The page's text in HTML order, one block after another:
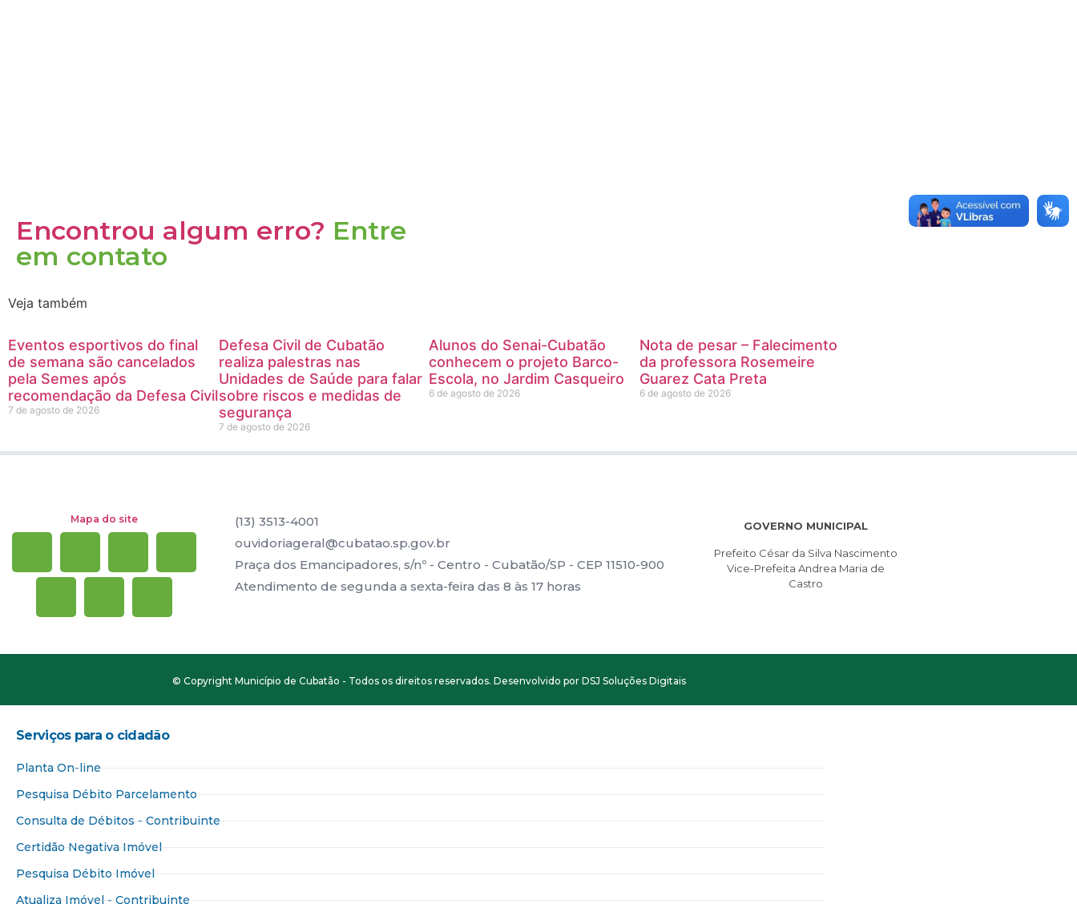
Encontrou algum erro? Entre
em contato
Veja também
Eventos esportivos do final
de semana são cancelados
pela Semes após
recomendação da Defesa Civil
7 de agosto de 2026
Defesa Civil de Cubatão
realiza palestras nas
Unidades de Saúde para falar
sobre riscos e medidas de
segurança
7 de agosto de 2026
Alunos do Senai-Cubatão
conhecem o projeto Barco-
Escola, no Jardim Casqueiro
6 de agosto de 2026
Nota de pesar – Falecimento
da professora Rosemeire
Guarez Cata Preta
6 de agosto de 2026
Mapa do site
(13) 3513-4001
ouvidoriageral@cubatao.sp.gov.br
Praça dos Emancipadores, s/nº - Centro - Cubatão/SP - CEP 11510-900
Atendimento de segunda a sexta-feira das 8 às 17 horas
GOVERNO MUNICIPAL
Prefeito César da Silva Nascimento
Vice-Prefeita Andrea Maria de
Castro
© Copyright Município de Cubatão - Todos os direitos reservados. Desenvolvido por DSJ Soluções Digitais
Serviços para o cidadão​
Planta On-line
Pesquisa Débito Parcelamento
Consulta de Débitos - Contribuinte
Certidão Negativa Imóvel
Pesquisa Débito Imóvel
Atualiza Imóvel - Contribuinte